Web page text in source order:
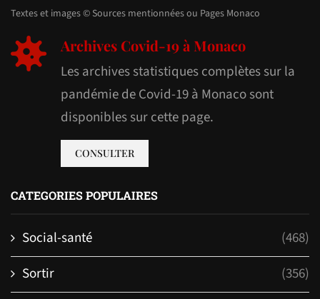
Textes et images © Sources mentionnées ou Pages Monaco
Archives Covid-19 à Monaco
Les archives statistiques complètes sur la
pandémie de Covid-19 à Monaco sont
disponibles sur cette page.
CONSULTER
CATEGORIES POPULAIRES
Social-santé
(468)
Sortir
(356)